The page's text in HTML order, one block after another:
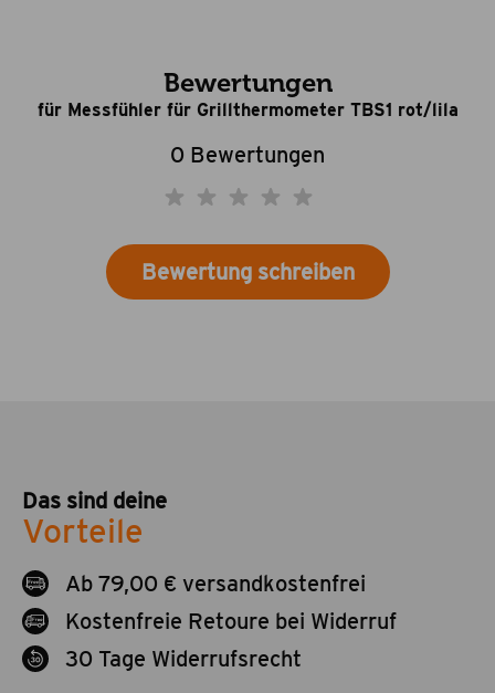
Bewertungen
für Messfühler für Grillthermometer TBS1 rot/lila
0 Bewertungen
Bewertung schreiben
Das sind deine
Vorteile
Ab 79,00 € versandkostenfrei
Kostenfreie Retoure bei Widerruf
30 Tage Widerrufsrecht